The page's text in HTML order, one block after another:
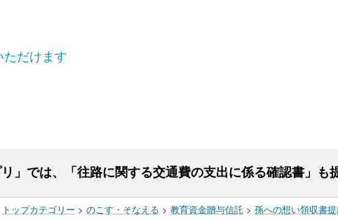
だけます
」では、「往路に関する交通費の支出に係る確認書」も
トップカテゴリー > のこす・そなえる > 教育資金贈与信託> 孫への想い領収書提